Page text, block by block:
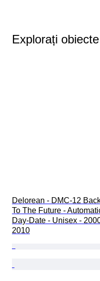
Explorați
Delorean - DMC-12
To The Future -
Day-Date - Unisex -
2010